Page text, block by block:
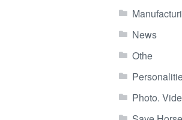
News
Othe
Photo.